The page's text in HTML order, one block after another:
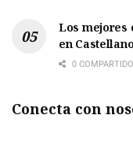
Los mejores
en
0 COMPARTIDO
Conecta con